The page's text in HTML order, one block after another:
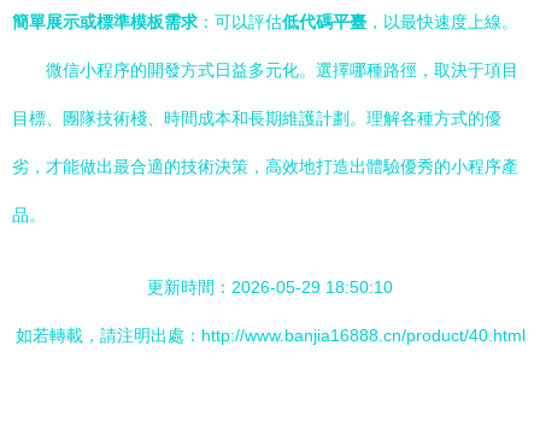
簡單展示或標準模板需求 ：可以評估低代碼平臺 ，以最快速度上線。
微信小程序的開發方式日益多元化。選擇哪種路徑，取決于項目
目標、團隊技術棧、時間成本和長期維護計劃。理解各種方式的優
劣，才能做出最合適的技術決策，高效地打造出體驗優秀的小程序產
品。
更新時間：2026-05-29 18:50:10
如若轉載，請注明出處：http://www.banjia16888.cn/product/40.html